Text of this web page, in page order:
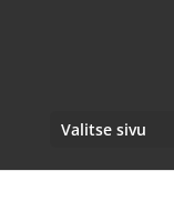
Valitse sivu